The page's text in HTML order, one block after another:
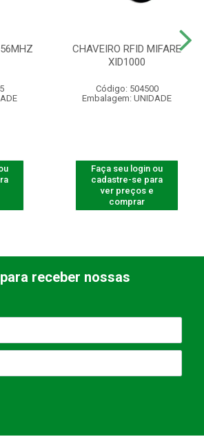
CHAVEIRO RFID MIFARE
XID1000
Código: 504500
Embalagem: UNIDADE
Faça seu login ou
cadastre-se para
ver preços e
comprar
receber nossas